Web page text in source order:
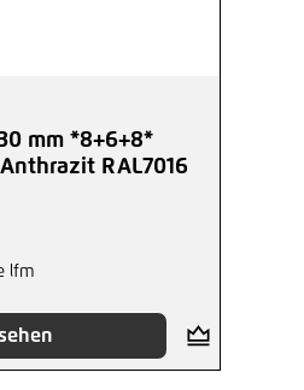
mm *8+6+8*
RAL7016
lfm